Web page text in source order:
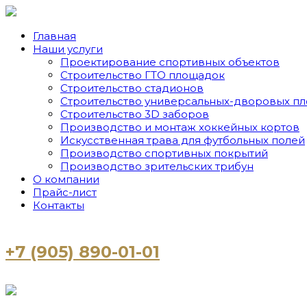
Главная
Наши услуги
Проектирование спортивных объектов
Строительство ГТО площадок
Строительство стадионов
Строительство универсальных-дворовых
Строительство 3D заборов
Производство и монтаж хоккейных кортов
Искусственная трава для футбольных полей
Производство спортивных покрытий
Производство зрительских трибун
О компании
Прайс-лист
Контакты
+7 (905) 890-01-01